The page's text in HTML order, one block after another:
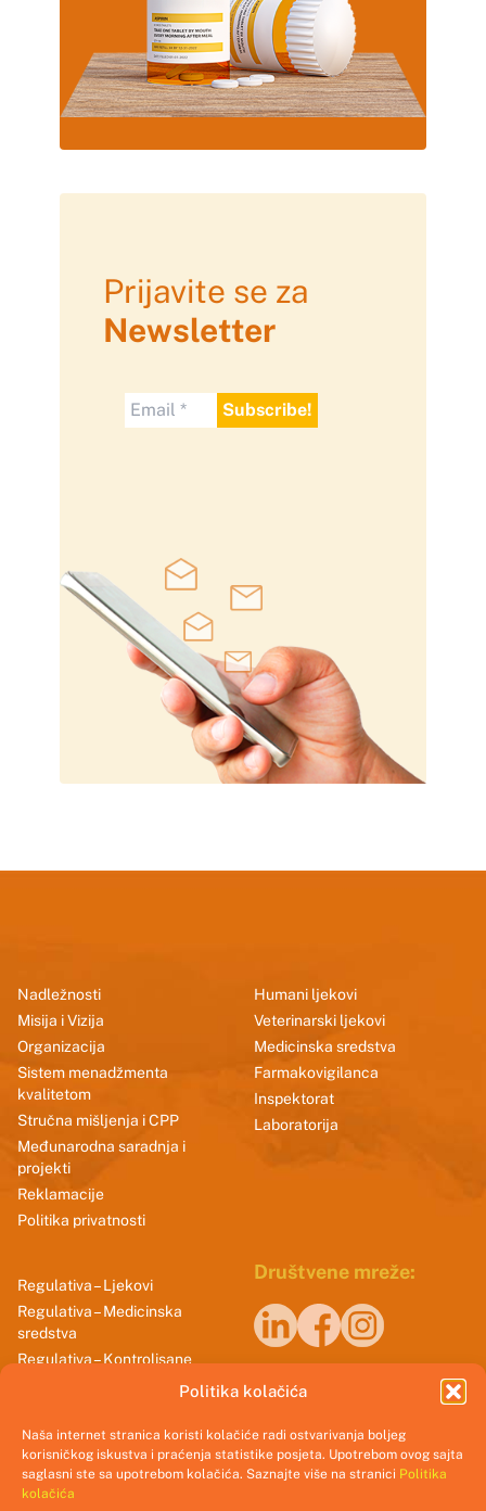
Politika kolačića
Naša internet stranica koristi kolačiće radi ostvarivanja boljeg
korisničkog iskustva i praćenja statistike posjeta. Upotrebom ovog sajta
saglasni ste sa upotrebom kolačića. Saznajte više na stranici Politika
kolačića
Prijavite se za
Newsletter
Nadležnosti
Misija i Vizija
Organizacija
Sistem menadžmenta
kvalitetom
Stručna mišljenja i CPP
Međunarodna saradnja i
projekti
Reklamacije
Politika privatnosti
Humani ljekovi
Veterinarski ljekovi
Medicinska sredstva
Farmakovigilanca
Inspektorat
Laboratorija
Regulativa – Ljekovi
Regulativa – Medicinska
sredstva
Regulativa – Kontrolisane
Društvene mreže: